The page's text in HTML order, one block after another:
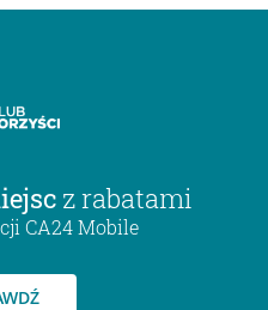
z rabatami
CA24 Mobile